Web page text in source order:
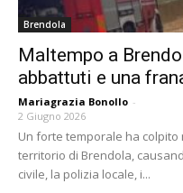
Brendola
Maltempo a
abbattuti e una
Mariagrazia Bonollo -
2 Giugno 2026
Un forte temporale ha colpito
territorio di Brendola,
civile, la polizia locale, i...